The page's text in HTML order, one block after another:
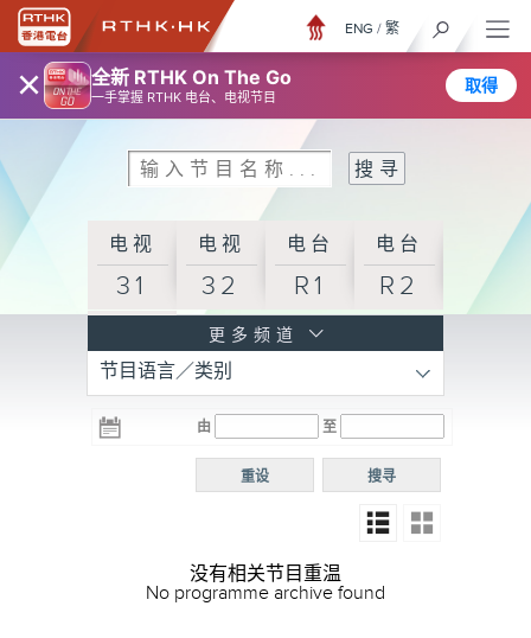
× 全新 RTHK On The Go
一手掌握 RTHK 电台、电视节目
取得
ENG / 繁
电视
31
电视
32
电台
R1
电台
R2
R3
电台 电台
R5
电台
普通
更多频道
节目语言／类别
由 至
搜寻
重设
没有相关节目重温
No programme archive found